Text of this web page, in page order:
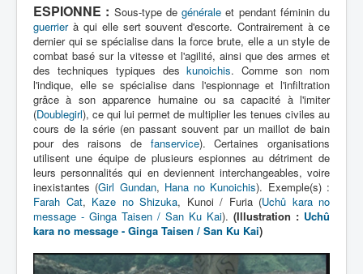
ESPIONNE : Sous-type de générale et pendant féminin du
guerrierà qui elle sert souvent d'escorte. Contrairement à ce
dernier qui se spécialise dans la force brute, elle a un style de
combat basé sur la vitesse et l'agilité, ainsi que des armes et
des techniques typiques deskunoichis. Comme son nom
l'indique, elle se spécialise dans l'espionnage et l'infiltration
grâce à son apparence humaine ou sa capacité à l'imiter
(Doublegirl), ce qui lui permet de multiplier les tenues civiles au
cours de la série (en passant souvent par un maillot de bain
pour des raisons de fanservice). Certaines organisations
utilisent une équipe de plusieurs espionnes au détriment de
leurs personnalités qui en deviennent interchangeables, voire
inexistantes (Girl Gundan, Hana no Kunoichis). Exemple(s) :
Farah Cat, Kaze no Shizuka, Kunoi / Furia (Uchû kara no
message - Ginga Taisen / San Ku Kai). (Illustration : Uchû
kara no message - Ginga Taisen / San Ku Kai)